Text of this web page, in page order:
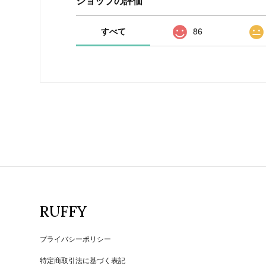
すべて 86
RUFFY
プライバシーポリシー
特定商取引法に基づく表記